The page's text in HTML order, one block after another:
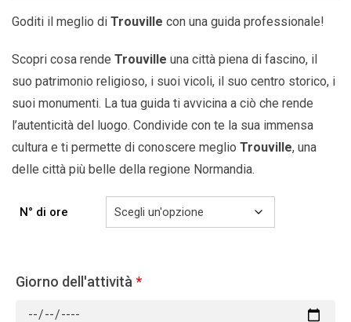
599.00€
Goditi il ​​meglio di Trouville con una guida professionale!
Scopri cosa rende Trouville una città piena di fascino, il
suo patrimonio religioso, i suoi vicoli, il suo centro storico, i
suoi monumenti. La tua guida ti avvicina a ciò che rende
l’autenticità del luogo. Condivide con te la sua immensa
cultura e ti permette di conoscere meglio Trouville, una
delle città più belle della regione Normandia.
N° di ore
Giorno dell'attività*